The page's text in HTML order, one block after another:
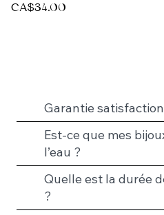
Price
CA$34.00
Garantie satisfaction
Est-ce que mes
l’eau ?
Quelle est la durée
?